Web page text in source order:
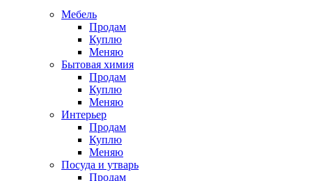
Мебель
Продам
Куплю
Меняю
Бытовая химия
Продам
Куплю
Меняю
Интерьер
Продам
Куплю
Меняю
Посуда и утварь
Продам